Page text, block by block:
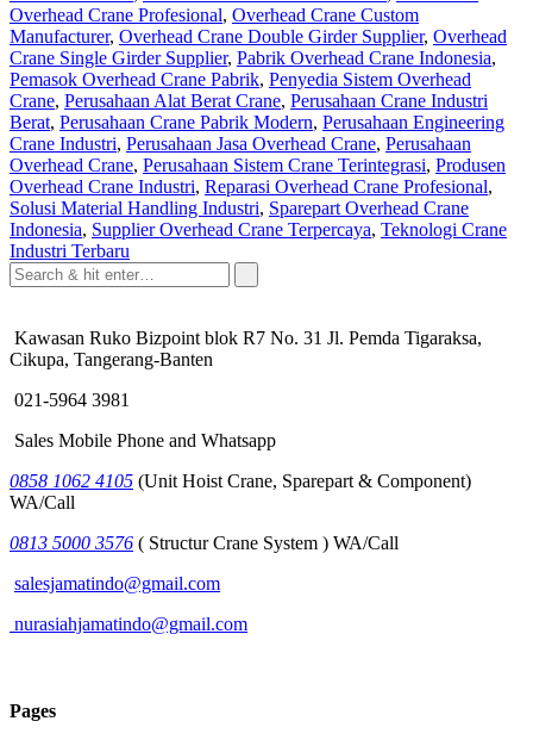
Overhead Crane Profesional, Overhead Crane Custom
Manufacturer, Overhead Crane Double Girder Supplier, Overhead
Crane Single Girder Supplier, Pabrik Overhead Crane Indonesia,
Pemasok Overhead Crane Pabrik, Penyedia Sistem Overhead
Crane, Perusahaan Alat Berat Crane, Perusahaan Crane Industri
Berat, Perusahaan Crane Pabrik Modern, Perusahaan Engineering
Crane Industri, Perusahaan Jasa Overhead Crane, Perusahaan
Overhead Crane, Perusahaan Sistem Crane Terintegrasi, Produsen
Overhead Crane Industri, Reparasi Overhead Crane Profesional,
Solusi Material Handling Industri, Sparepart Overhead Crane
Indonesia, Supplier Overhead Crane Terpercaya, Teknologi Crane
Industri Terbaru
Kawasan Ruko Bizpoint blok R7 No. 31 Jl. Pemda Tigaraksa,
Cikupa, Tangerang-Banten
021-5964 3981
Sales Mobile Phone and Whatsapp
0858 1062 4105 (Unit Hoist Crane, Sparepart & Component)
WA/Call
0813 5000 3576 ( Structur Crane System ) WA/Call
salesjamatindo@gmail.com
nurasiahjamatindo@gmail.com
Pages